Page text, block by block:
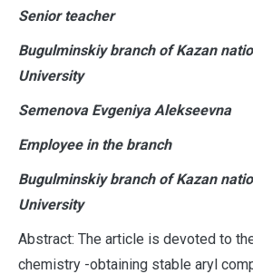
Senior teacher
Bugulminskiy branch of Kazan
University
Semenova Evgeniya Alekseevna
Employee in the branch
Bugulminskiy branch of Kazan
University
Abstract: The article is devoted to
chemistry -obtaining stable aryl